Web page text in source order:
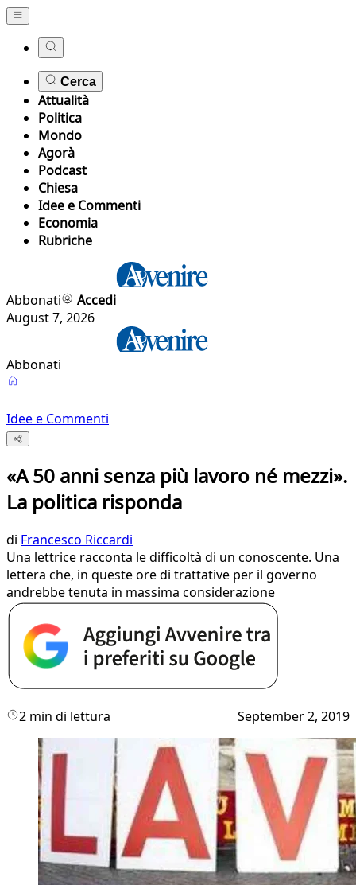
Cerca
Attualità
Politica
Mondo
Agorà
Podcast
Chiesa
Idee e Commenti
Economia
Rubriche
Abbonati
Accedi
August 7, 2026
Abbonati
Idee e Commenti
«A 50 anni senza più lavoro né mezzi».
La politica risponda
di Francesco Riccardi
Una lettrice racconta le difficoltà di un conoscente. Una
lettera che, in queste ore di trattative per il governo
andrebbe tenuta in massima considerazione
2 min di lettura September 2, 2019